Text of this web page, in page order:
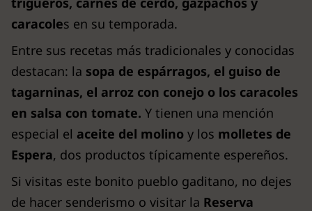
caracoles en su temporada.
Entre sus recetas más tradicionales y conocidas
destacan: la sopa de espárragos, el guiso de
tagarninas, el arroz con conejo o los caracoles
en salsa con tomate. Y tienen una mención
especial el aceite del molino y los molletes de
Espera, dos productos típicamente espereños.
Si visitas este bonito pueblo gaditano, no dejes
de hacer senderismo o visitar la Reserva